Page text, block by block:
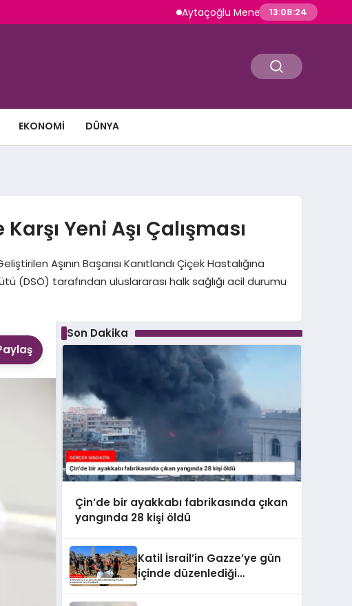
Aytaçoğlu Menemen: Çakallı
13:08:25
EKONOMI DÜNYA
Yeni Aşı Çalışması
Aşının Başarısı Kanıtlandı Çiçek Hastalığına
(DSÖ) tarafından uluslararası halk sağlığı acil durumu
Son Dakika
Çin’de bir ayakkabı fabrikasında çıkan
yangında 28 kişi öldü
Katil İsrail’in Gazze’ye gün
içinde düzenlediği